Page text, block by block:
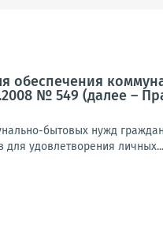
обеспечения
№ 549 (далее –
бытовых нужд
для удовлетворения личных...